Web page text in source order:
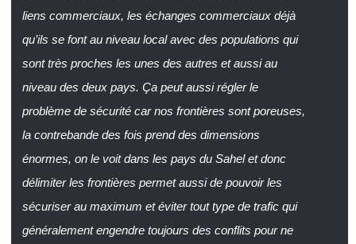
liens commerciaux, les échanges commerciaux déjà
qu’ils se font au niveau local avec des populations qui
sont très proches les unes des autres et aussi au
niveau des deux pays. Ça peut aussi régler le
problème de sécurité car nos frontières sont poreuses,
la contrebande des fois prend des dimensions
énormes, on le voit dans les pays du Sahel et donc
délimiter les frontières permet aussi de pouvoir les
sécuriser au maximum et éviter tout type de trafic qui
généralement engendre toujours des conflits pour ne